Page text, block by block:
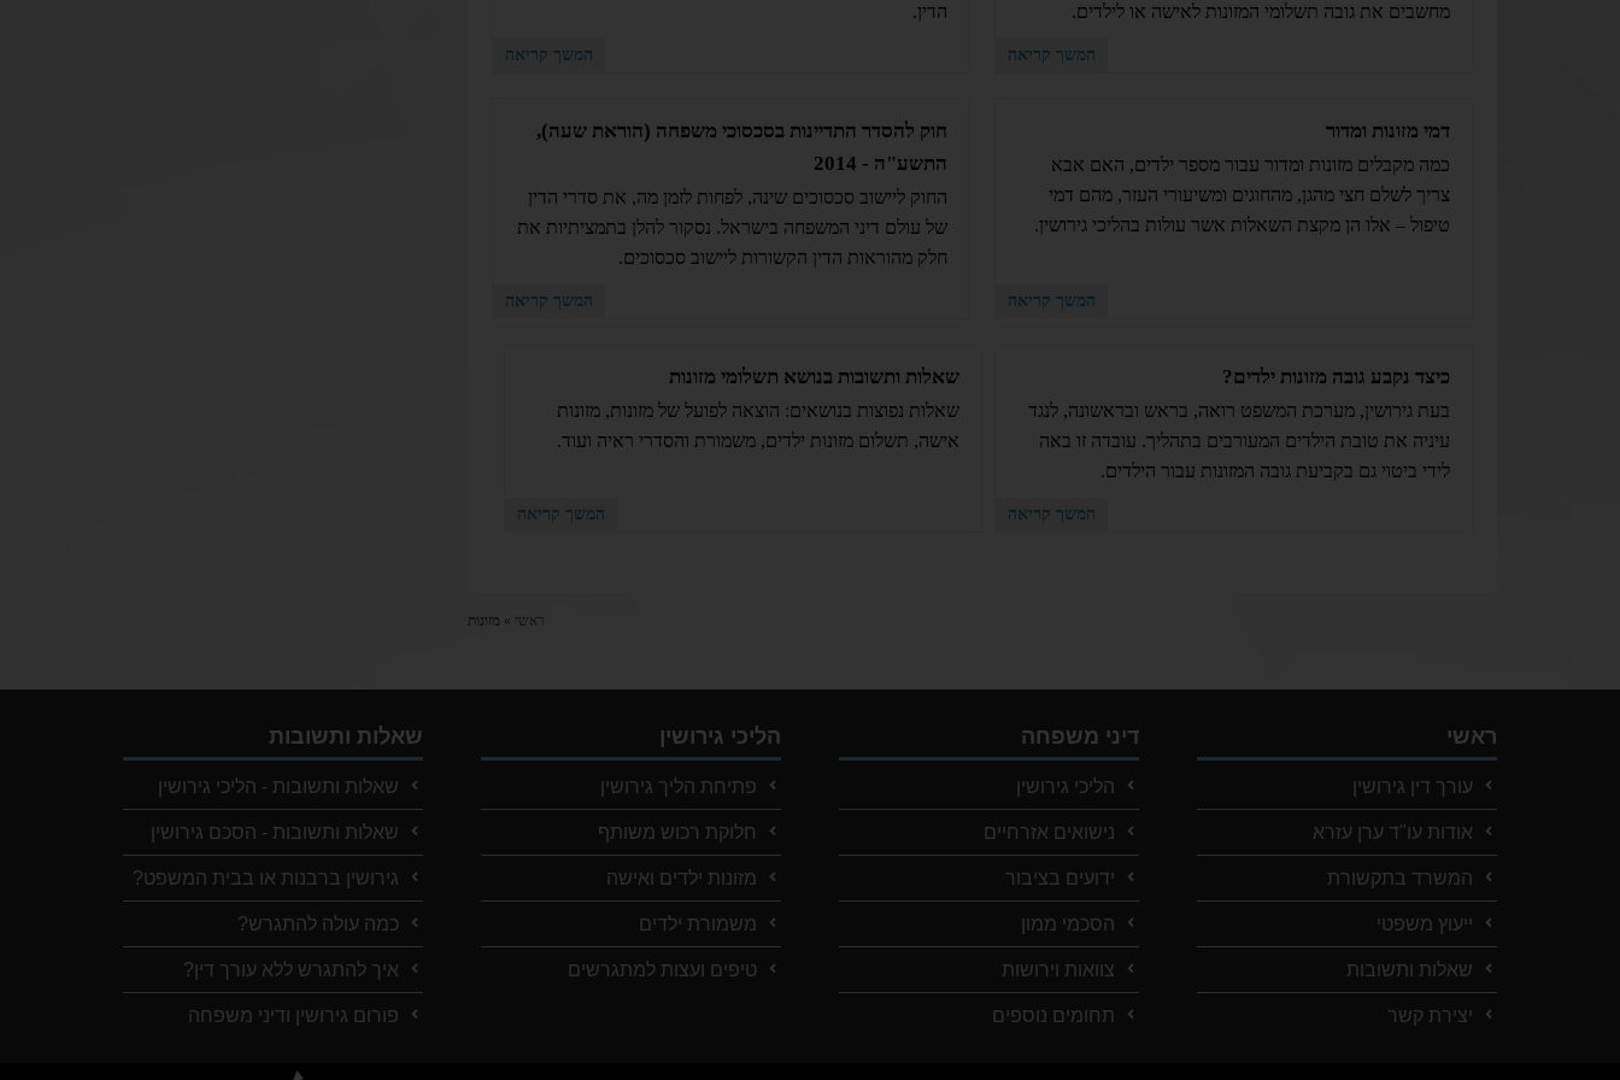
מחשבים את גובה תשלומי המזונות לאישה או לילדים.
המשך קריאה
הדין.
המשך קריאה
דמי מזונות ומדור
כמה מקבלים מזונות ומדור עבור מספר ילדים, האם אבא
צריך לשלם חצי מהגן, מהחוגים ומשיעורי העזר, מהם דמי
טיפול – אלו הן מקצת השאלות אשר עולות בהליכי גירושין.
המשך קריאה
חוק להסדר התדיינות בסכסוכי משפחה (הוראת שעה),
התשע"ה - 2014
החוק ליישוב סכסוכים שינה, לפחות לזמן מה, את סדרי הדין
של עולם דיני המשפחה בישראל. נסקור להלן בתמציתיות את
חלק מהוראות הדין הקשורות ליישוב סכסוכים.
המשך קריאה
כיצד נקבע גובה מזונות ילדים?
בעת גירושין, מערכת המשפט רואה, בראש ובראשונה, לנגד
עיניה את טובת הילדים המעורבים בתהליך. עובדה זו באה
לידי ביטוי גם בקביעת גובה המזונות עבור הילדים.
המשך קריאה
שאלות ותשובות בנושא תשלומי מזונות
שאלות נפוצות בנושאים: הוצאה לפועל של מזונות, מזונות
אישה, תשלום מזונות ילדים, משמורת והסדרי ראיה ועוד.
המשך קריאה
ראשי » מזונות
ראשי
עורך דין גירושין
אודות עו"ד ערן עזרא
המשרד בתקשורת
ייעוץ משפטי
שאלות ותשובות
יצירת קשר
דיני משפחה
הליכי גירושין
נישואים אזרחיים
ידועים בציבור
הסכמי ממון
צוואות וירושות
תחומים נוספים
הליכי גירושין
פתיחת הליך גירושין
חלוקת רכוש משותף
מזונות ילדים ואישה
משמורת ילדים
טיפים ועצות למתגרשים
שאלות ותשובות
שאלות ותשובות - הליכי גירושין
שאלות ותשובות - הסכם גירושין
גירושין ברבנות או בבית המשפט?
כמה עולה להתגרש?
איך להתגרש ללא עורך דין?
פורום גירושין ודיני משפחה